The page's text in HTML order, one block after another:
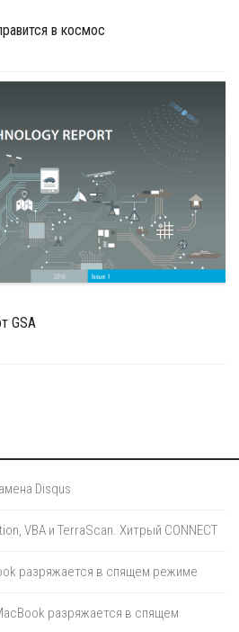
в космос
GSA
Disqus
VBA и TerraScan. Хитрый CONNECT
разряжается в спящем режиме
разряжается в спящем